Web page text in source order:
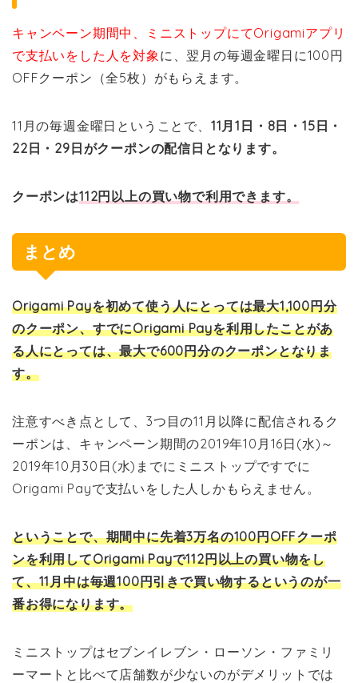
キャンペーン期間中、ミニストップにてOrigamiアプリ
で支払いをした人を対象 に、翌月の毎週金曜日に100円
OFFクーポン（全5枚）がもらえます。
11月の毎週金曜日ということで、 11月1日・8日・15日・
22日・29日がクーポンの配信日となります。
クーポンは112円以上の買い物で利用できます。
まとめ
Origami Payを初めて使う人にとっては最大1,100円分
のクーポン、すでにOrigami Payを利用したことがあ
る人にとっては、最大で600円分のクーポンとなりま
す。
注意すべき点として、3つ目の11月以降に配信されるク
ーポンは、キャンペーン期間の2019年10月16日(水)～
2019年10月30日(水)までにミニストップですでに
Origami Payで支払いをした人しかもらえません。
ということで、期間中に先着3万名の100円OFFクーポ
ンを利用してOrigami Payで112円以上の買い物をし
て、11月中は毎週100円引きで買い物するというのが一
番お得になります。
ミニストップはセブンイレブン・ローソン・ファミリ
ーマートと比べて店舗数が少ないのがデメリットでは